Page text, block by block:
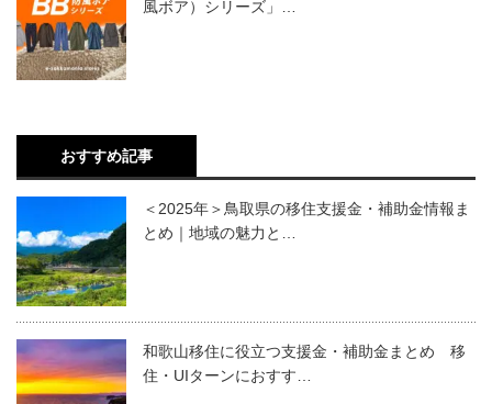
風ボア）シリーズ」…
おすすめ記事
＜2025年＞鳥取県の移住支援金・補助金情報ま
とめ｜地域の魅力と…
和歌山移住に役立つ支援金・補助金まとめ 移
住・UIターンにおすす…